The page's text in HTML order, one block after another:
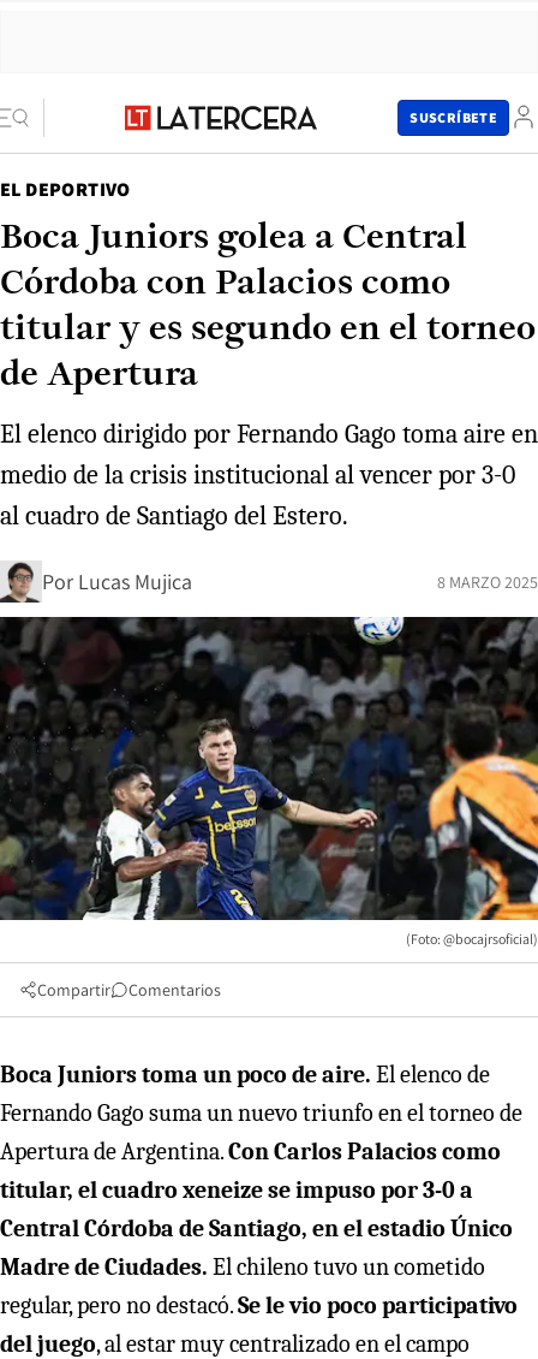
SUSCRÍBETE
EL DEPORTIVO
Boca Juniors golea a Central
Córdoba con Palacios como
titular y es segundo en el torneo
de Apertura
El elenco dirigido por Fernando Gago toma aire en
medio de la crisis institucional al vencer por 3-0
al cuadro de Santiago del Estero.
Por Lucas Mujica 8 MARZO 2025
(Foto: @bocajrsoficial)
Compartir Comentarios
Boca Juniors toma un poco de aire. El elenco de
Fernando Gago suma un nuevo triunfo en el torneo de
Apertura de Argentina.Con Carlos Palacios como
titular, el cuadro xeneize se impuso por 3-0 a
Central Córdoba de Santiago, en el estadio Único
Madre de Ciudades. El chileno tuvo un cometido
regular, pero no destacó.Se le vio poco participativo
del juego, al estar muy centralizado en el campo